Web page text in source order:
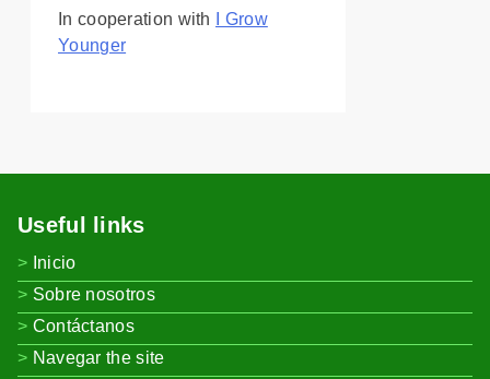
In cooperation with
I Grow
Younger
Useful links
Inicio
Sobre nosotros
Contáctanos
Navegar the site